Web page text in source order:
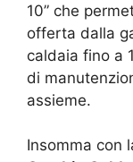
10” che
offerta dalla
caldaia fino a
di
assieme.
Insomma con